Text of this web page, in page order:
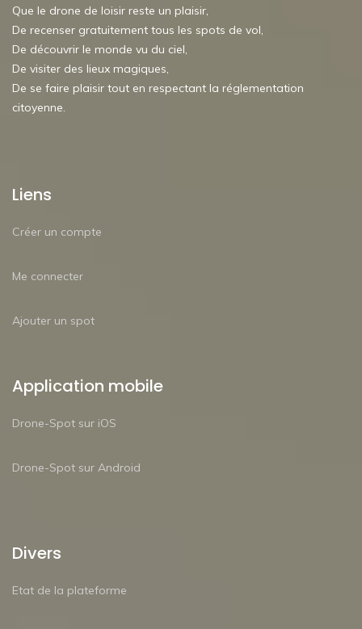
Que le drone de loisir reste un plaisir,
De recenser gratuitement tous les spots de vol,
De découvrir le monde vu du ciel,
De visiter des lieux magiques,
De se faire plaisir tout en respectant la réglementation
citoyenne.
Liens
Créer un compte
Me connecter
Ajouter un spot
Application mobile
Drone-Spot sur iOS
Drone-Spot sur Android
Divers
Etat de la plateforme